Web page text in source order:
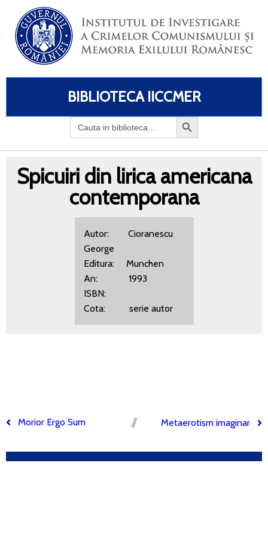
BIBLIOTECA IICCMER
Search
for:
Spicuiri din lirica americana
contemporana
Autor: Cioranescu
George
Editura: Munchen
An: 1993
ISBN:
Cota: serie autor
Morior Ergo Sum Metaerotism imaginar